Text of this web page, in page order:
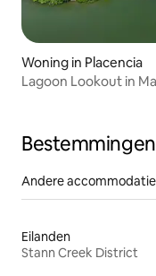
Woning in Placencia
Lagoon Lookout in
Andere
Eilanden
Stann Creek District